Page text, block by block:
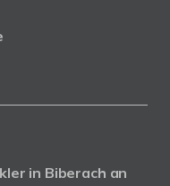
in Biberach an